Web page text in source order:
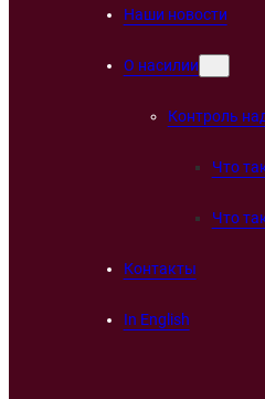
Наши новости
О насилии
Контроль
Что
Что
Контакты
In English